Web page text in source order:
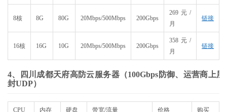
8核 8G 80G 20Mbps/500Mbps 200Gbps
269元/
月
链接
16核 16G 10G 20Mbps/500Mbps 200Gbps
358元/
月
链接
4、四川成都天府高防云服务器（100Gbps防御、运营商上层
封UDP）
CPU 内存 硬盘 带宽/流量 价格 购买